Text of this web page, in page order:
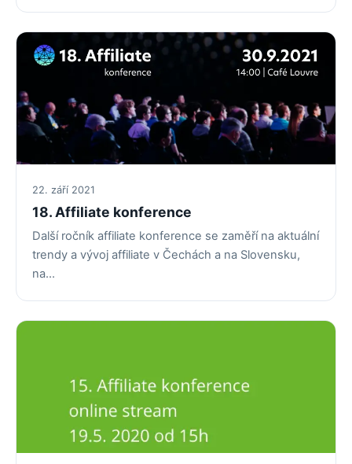
22. září 2021
18. Affiliate konference
Další ročník affiliate konference se zaměří na aktuální
trendy a vývoj affiliate v Čechách a na Slovensku,
na…